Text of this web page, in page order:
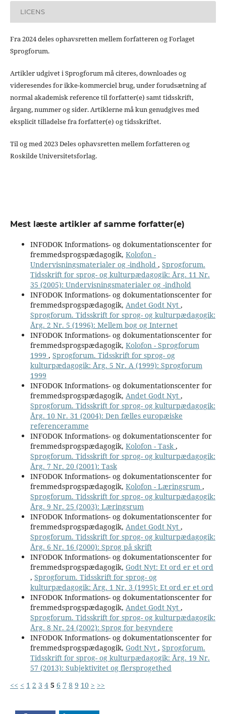
LICENS
Fra 2024 deles ophavsretten mellem forfatteren og Forlaget
Sprogforum.
Artikler udgivet i Sprogforum må citeres, downloades og
videresendes for ikke-kommerciel brug, under forudsætning af
normal akademisk reference til forfatter(e) samt tidsskrift,
årgang, nummer og sider. Artiklerne må kun genudgives med
eksplicit tilladelse fra forfatter(e) og tidsskriftet.
Til og med 2023 Deles ophavsretten mellem forfatteren og
Roskilde Universitetsforlag.
Mest læste artikler af samme forfatter(e)
INFODOK Informations- og dokumentationscenter for
fremmedsprogspædagogik, Kolofon -
Undervisningsmaterialer og -indhold , Sprogforum.
Tidsskrift for sprog- og kulturpædagogik: Årg. 11 Nr.
35 (2005): Undervisningsmaterialer og -indhold
INFODOK Informations- og dokumentationscenter for
fremmedsprogspædagogik, Andet Godt Nyt ,
Sprogforum. Tidsskrift for sprog- og kulturpædagogik:
Årg. 2 Nr. 5 (1996): Mellem bog og Internet
INFODOK Informations- og dokumentationscenter for
fremmedsprogspædagogik, Kolofon - Sprogforum
1999 , Sprogforum. Tidsskrift for sprog- og
kulturpædagogik: Årg. 5 Nr. A (1999): Sprogforum
1999
INFODOK Informations- og dokumentationscenter for
fremmedsprogspædagogik, Andet Godt Nyt ,
Sprogforum. Tidsskrift for sprog- og kulturpædagogik:
Årg. 10 Nr. 31 (2004): Den fælles europæiske
referenceramme
INFODOK Informations- og dokumentationscenter for
fremmedsprogspædagogik, Kolofon - Task ,
Sprogforum. Tidsskrift for sprog- og kulturpædagogik:
Årg. 7 Nr. 20 (2001): Task
INFODOK Informations- og dokumentationscenter for
fremmedsprogspædagogik, Kolofon - Læringsrum ,
Sprogforum. Tidsskrift for sprog- og kulturpædagogik:
Årg. 9 Nr. 25 (2003): Læringsrum
INFODOK Informations- og dokumentationscenter for
fremmedsprogspædagogik, Andet Godt Nyt ,
Sprogforum. Tidsskrift for sprog- og kulturpædagogik:
Årg. 6 Nr. 16 (2000): Sprog på skrift
INFODOK Informations- og dokumentationscenter for
fremmedsprogspædagogik, Godt Nyt: Et ord er et ord
, Sprogforum. Tidsskrift for sprog- og
kulturpædagogik: Årg. 1 Nr. 3 (1995): Et ord er et ord
INFODOK Informations- og dokumentationscenter for
fremmedsprogspædagogik, Andet Godt Nyt ,
Sprogforum. Tidsskrift for sprog- og kulturpædagogik:
Årg. 8 Nr. 24 (2002): Sprog for begyndere
INFODOK Informations- og dokumentationscenter for
fremmedsprogspædagogik, Godt Nyt , Sprogforum.
Tidsskrift for sprog- og kulturpædagogik: Årg. 19 Nr.
57 (2013): Subjektivitet og flersprogethed
<< < 1 2 3 4 5 6 7 8 9 10 > >>